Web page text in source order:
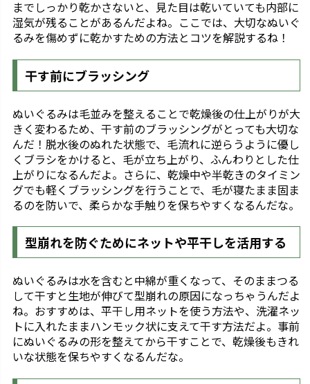
までしっかり乾かさないと、見た目は乾いていても内部に
湿気が残ることがあるんだよね。ここでは、大切なぬいぐ
るみを傷めずに乾かすための方法とコツを解説するね！
干す前にブラッシング
ぬいぐるみは毛並みを整えることで乾燥後の仕上がりが大
きく変わるため、干す前のブラッシングがとっても大切な
んだ！脱水後のぬれた状態で、毛流れに逆らうように優し
くブラシをかけると、毛が立ち上がり、ふんわりとした仕
上がりになるんだよ。さらに、乾燥中や半乾きのタイミン
グでも軽くブラッシングを行うことで、毛が寝たまま固ま
るのを防いで、柔らかな手触りを保ちやすくなるんだな。
型崩れを防ぐためにネットや平干しを活用する
ぬいぐるみは水を含むと中綿が重くなって、そのままつる
して干すと生地が伸びて型崩れの原因になっちゃうんだよ
ね。おすすめは、平干し用ネットを使う方法や、洗濯ネッ
トに入れたままハンモック状に支えて干す方法だよ。事前
にぬいぐるみの形を整えてから干すことで、乾燥後もきれ
いな状態を保ちやすくなるんだな。